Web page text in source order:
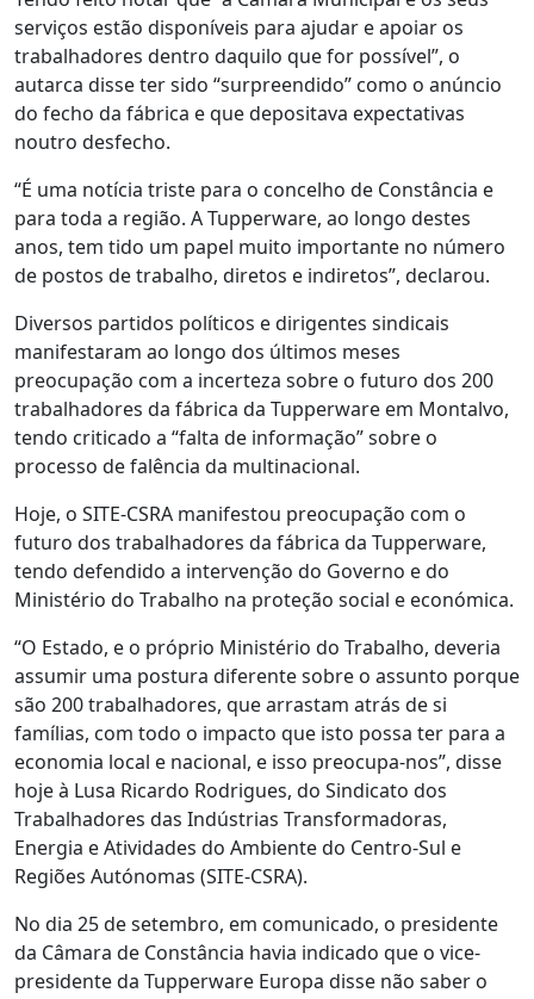
serviços estão disponíveis para ajudar e apoiar os
trabalhadores dentro daquilo que for possível”, o
autarca disse ter sido “surpreendido” como o anúncio
do fecho da fábrica e que depositava expectativas
noutro desfecho.
“É uma notícia triste para o concelho de Constância e
para toda a região. A Tupperware, ao longo destes
anos, tem tido um papel muito importante no número
de postos de trabalho, diretos e indiretos”, declarou.
Diversos partidos políticos e dirigentes sindicais
manifestaram ao longo dos últimos meses
preocupação com a incerteza sobre o futuro dos 200
trabalhadores da fábrica da Tupperware em Montalvo,
tendo criticado a “falta de informação” sobre o
processo de falência da multinacional.
Hoje, o SITE-CSRA manifestou preocupação com o
futuro dos trabalhadores da fábrica da Tupperware,
tendo defendido a intervenção do Governo e do
Ministério do Trabalho na proteção social e económica.
“O Estado, e o próprio Ministério do Trabalho, deveria
assumir uma postura diferente sobre o assunto porque
são 200 trabalhadores, que arrastam atrás de si
famílias, com todo o impacto que isto possa ter para a
economia local e nacional, e isso preocupa-nos”, disse
hoje à Lusa Ricardo Rodrigues, do Sindicato dos
Trabalhadores das Indústrias Transformadoras,
Energia e Atividades do Ambiente do Centro-Sul e
Regiões Autónomas (SITE-CSRA).
No dia 25 de setembro, em comunicado, o presidente
da Câmara de Constância havia indicado que o vice-
presidente da Tupperware Europa disse não saber o